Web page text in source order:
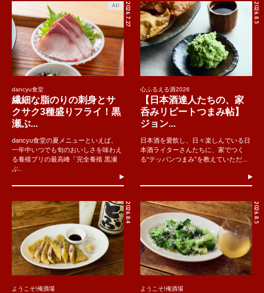
2026.7.27
AD
dancyu食堂
繊細な脂のりの刺身とサ
クサク3種盛りフライ！黒
瀬ぶ...
dancyu食堂の夏メニューといえば、
一年中いつでも旬のおいしさを味わえ
る養殖ブリの最高峰「完全養殖 黒瀬
ぶ..
2026.8.5
心ふるえる酒2026
【日本酒達人たちの、家
呑みリピートつまみ帖】
ジョン...
日本酒を愛飲し、日々楽しんでいる日
本酒ライターさんたちに、家でつく
る“テッパンつまみ”を教えていただ...
2026.8.4
ようこそ!俺酒場
2026.8.5
ようこそ!俺酒場